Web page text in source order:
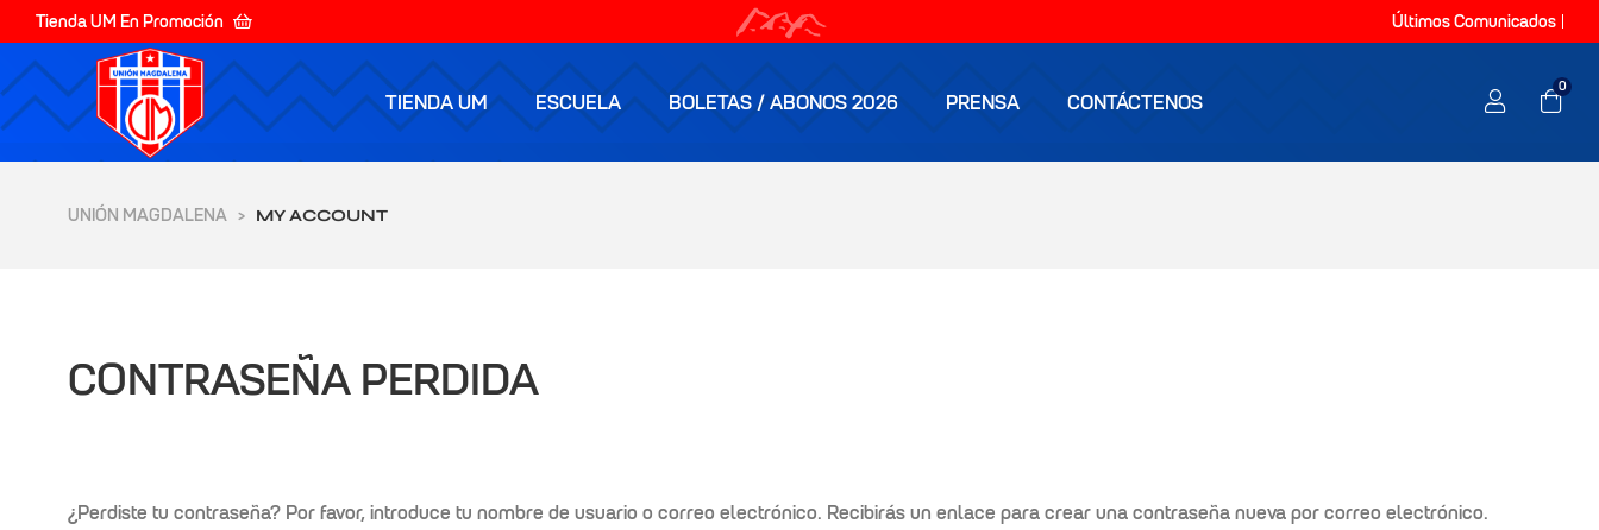
Tienda UM En Promoción Últimos Comunicados
TIENDA UM ESCUELA BOLETAS / ABONOS 2026 PRENSA CONTÁCTENOS
0
UNIÓN MAGDALENA > MY ACCOUNT
CONTRASEÑA PERDIDA
¿Perdiste tu contraseña? Por favor, introduce tu nombre de usuario o correo electrónico. Recibirás un enlace para crear una contraseña nueva por correo electrónico.